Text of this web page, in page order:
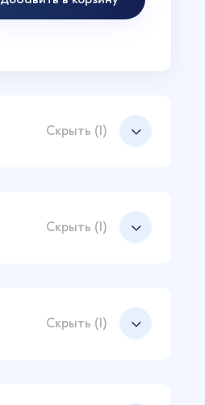
Скрыть (1)
Добавить в корзину
Скрыть (1)
Добавить в корзину
Скрыть (1)